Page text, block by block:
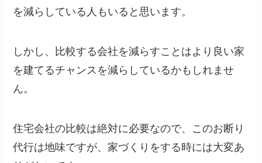
を減らしている人もいると思います。
しかし、比較する会社を減らすことはより良い家
を建てるチャンスを減らしているかもしれませ
ん。
住宅会社の比較は絶対に必要なので、このお断り
代行は地味ですが、家づくりをする時には大変あ